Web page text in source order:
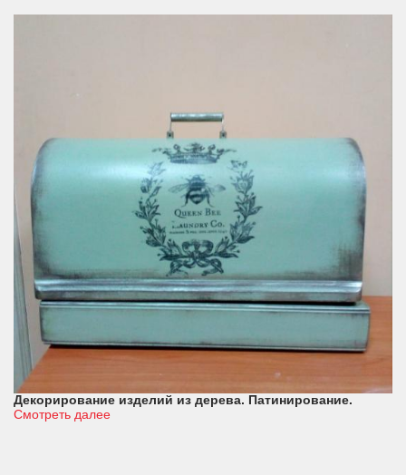
Декорирование изделий из дерева. Патинирование.
Смотреть далее